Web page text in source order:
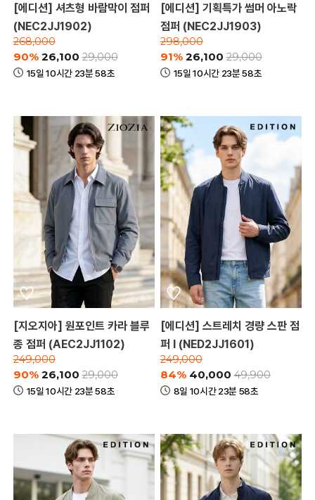
[에디션] 셔츠형 바람막이 점퍼
(NEC2JJ1902)
268,000
90% 26,100 29,000
15일 10시간 23분 58초
[에디션] 기획특가 썸머 아노락
점퍼 (NEC2JJ1903)
298,000
91% 26,100 29,000
15일 10시간 23분 58초
[지오지아] 원포인트 카라 블루
종 점퍼 (AEC2JJ1102)
249,000
90% 26,100 29,000
15일 10시간 23분 58초
[에디션] 스트레치 경량 스판 점
퍼 I (NED2JJ1601)
249,000
84% 40,000 49,900
8일 10시간 23분 58초